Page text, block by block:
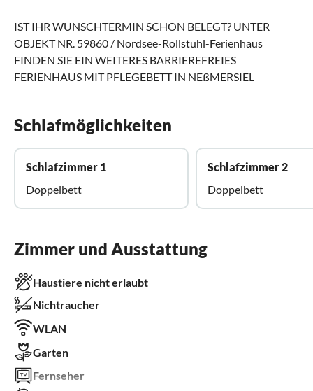
IST IHR WUNSCHTERMIN SCHON BELEGT? UNTER
OBJEKT NR. 59860 / Nordsee-Rollstuhl-Ferienhaus
FINDEN SIE EIN WEITERES BARRIEREFREIES
FERIENHAUS MIT PFLEGEBETT IN NEßMERSIEL
Schlafmöglichkeiten
Schlafzimmer 1
Doppelbett
Schlafzimmer 2
Doppelbett
Zimmer und Ausstattung
Haustiere nicht erlaubt
Nichtraucher
WLAN
Garten
Fernseher